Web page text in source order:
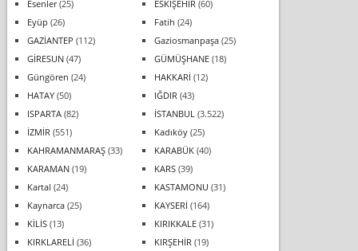
Esenler(25) ESKİŞEHİR (60)
Eyüp (26) Fatih (24)
GAZİANTEP (112) Gaziosmanpaşa(25)
GİRESUN(47) GÜMÜŞHANE(18)
Güngören (24) HAKKARİ (12)
HATAY(50) IĞDIR (43)
ISPARTA(82) İSTANBUL (3.522)
İZMİR (551) Kadıköy(25)
KAHRAMANMARAŞ(33) KARABÜK(40)
KARAMAN(19) KARS(39)
Kartal (24) KASTAMONU (31)
Kaynarca(25) KAYSERİ (164)
KİLİS(13) KIRIKKALE(31)
KIRKLARELİ (36) KIRŞEHİR (19)